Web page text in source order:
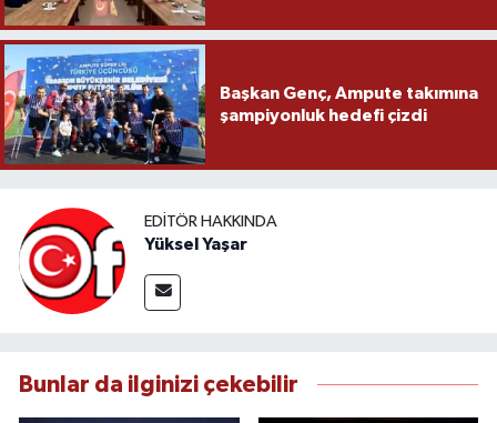
Başkan Genç, Ampute takımına
şampiyonluk hedefi çizdi
EDITÖR HAKKINDA
Yüksel Yaşar
Bunlar da ilginizi çekebilir